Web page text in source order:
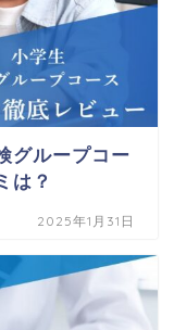
グループコー
は？
2025年1月31日